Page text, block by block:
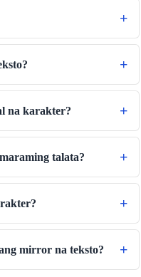
na karakter?
talata?
mirror na teksto?